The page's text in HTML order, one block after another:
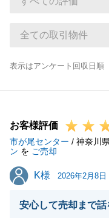
表示はアンケート回収日順
お客様評価
市が尾センター / 神奈川県
ン を ご売却
K様
K様 2026年2月8日
安心して売却まで